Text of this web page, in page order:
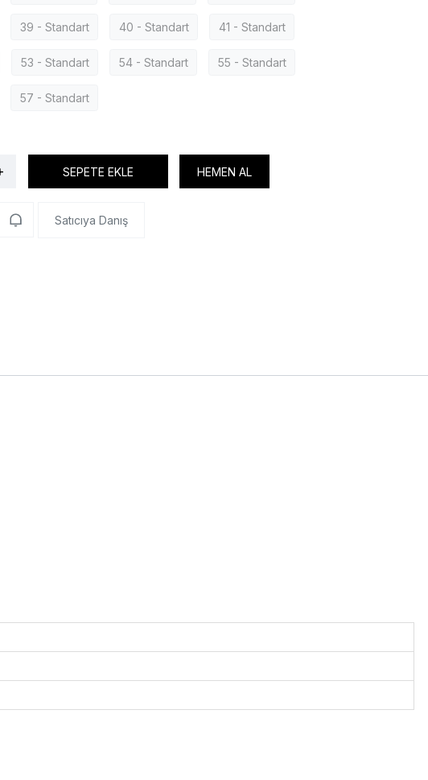
39 - Standart 40 - Standart 41 - Standart
53 - Standart 54 - Standart 55 - Standart
57 - Standart
SEPETE EKLE HEMEN AL
Satıcıya Danış